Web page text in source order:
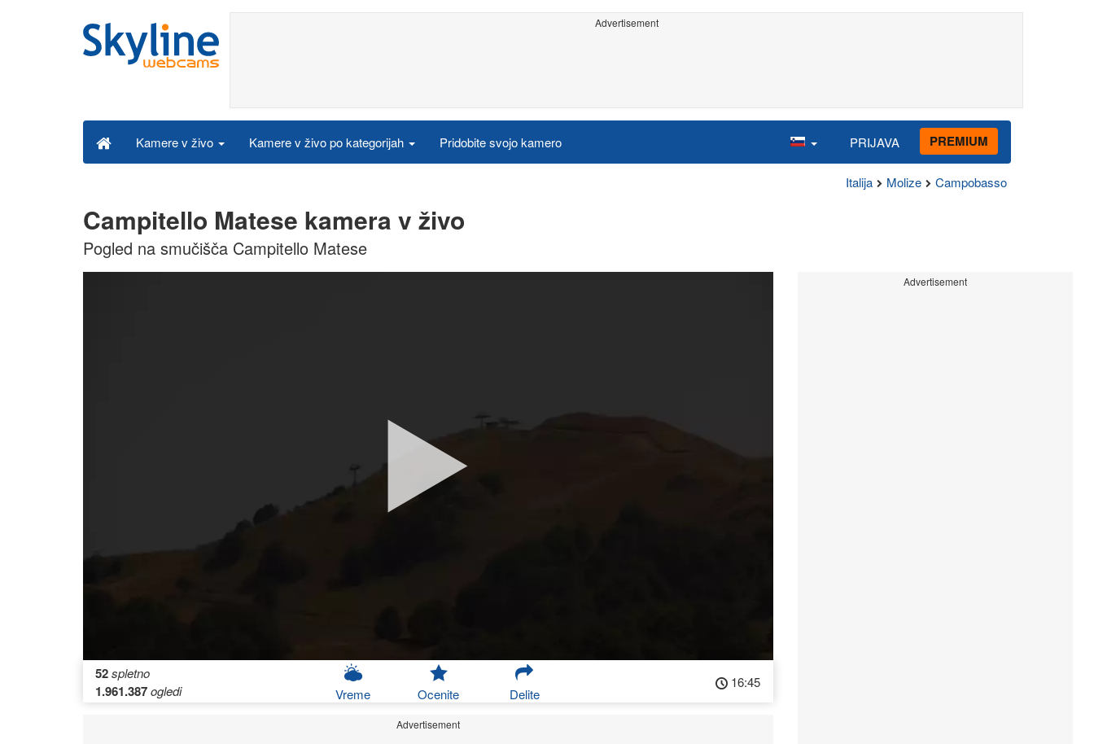
Advertisement
Kamere v živo Kamere v živo po kategorijah Pridobite svojo kamero PRIJAVA PREMIUM
Italija Molize Campobasso
Campitello Matese kamera v živo
Pogled na smučišča Campitello Matese
52spletno
1.961.387ogledi Vreme Ocenite Delite
16:45
Advertisement
Advertisement